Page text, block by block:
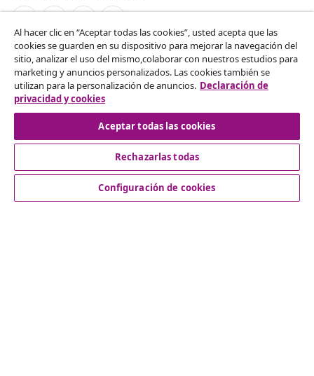
Desistir del contrato
Solicita la cancelación de tu pedido.
Desistir del contrato
Servicio al Cliente
Al hacer clic en “Aceptar todas las cookies”, usted acepta que las
cookies se guarden en su dispositivo para mejorar la navegación del
sitio, analizar el uso del mismo,colaborar con nuestros estudios para
marketing y anuncios personalizados. Las cookies también se
utilizan para la personalización de anuncios. Declaración de
privacidad y cookies
Aceptar todas las cookies
Rechazarlas todas
Configuración de cookies